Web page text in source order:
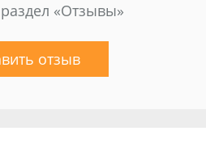
«Отзывы»
отзыв